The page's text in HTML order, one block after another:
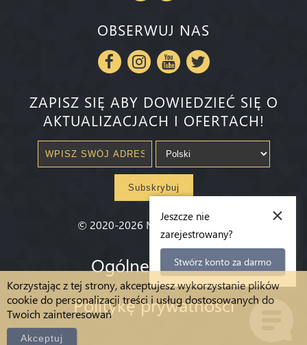
Korzystając z tej strony, akceptujesz wykorzystanie plików
cookie do personalizacji treści i usług dostosowanych do
Twoich zainteresowań
Akceptuj
OBSERWUJ NAS
ZAPISZ SIĘ ABY DOWIEDZIEĆ SIĘ O
AKTUALIZACJACH I OFERTACH!
Subskrybuj
© 2020-2026 Millenium State
Ogólne warunki
Politykę prywatności
×
Jeszcze nie
zarejestrowany?
Stwórz konto za darmo